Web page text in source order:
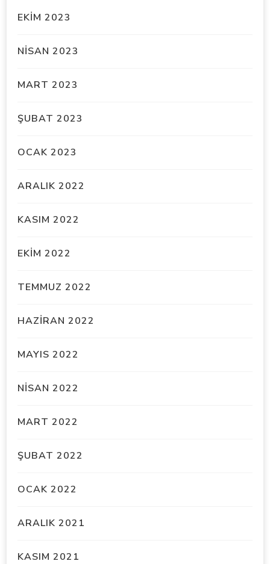
EKIM 2023
NISAN 2023
MART 2023
ŞUBAT 2023
OCAK 2023
ARALIK 2022
KASIM 2022
EKIM 2022
TEMMUZ 2022
HAZIRAN 2022
MAYIS 2022
NISAN 2022
MART 2022
ŞUBAT 2022
OCAK 2022
ARALIK 2021
KASIM 2021